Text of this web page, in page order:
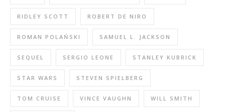
RIDLEY SCOTT ROBERT DE NIRO
ROMAN POLAŃSKI SAMUEL L. JACKSON
SEQUEL SERGIO LEONE STANLEY KUBRICK
STAR WARS STEVEN SPIELBERG
TOM CRUISE VINCE VAUGHN WILL SMITH